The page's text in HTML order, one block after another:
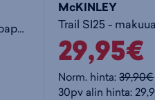
55cm Fysiopallo - jumppapallo
McKINLEY
Trail SI25 -
29,95€
Norm. hinta:39,90€
30pv alin hinta: